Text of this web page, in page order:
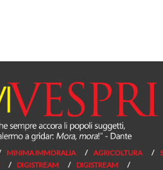
MINIMA IMMORALIA AGRICOLTURA
DIGISTREAM DIGISTREAM